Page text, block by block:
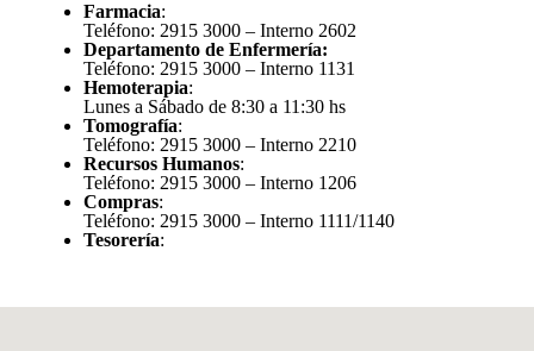
Farmacia:
Teléfono: 2915 3000 – Interno 2602
Departamento de Enfermería:
Teléfono: 2915 3000 – Interno 1131
Hemoterapia:
Lunes a Sábado de 8:30 a 11:30 hs
Tomografía:
Teléfono: 2915 3000 – Interno 2210
Recursos Humanos:
Teléfono: 2915 3000 – Interno 1206
Compras:
Teléfono: 2915 3000 – Interno 1111/1140
Tesorería: